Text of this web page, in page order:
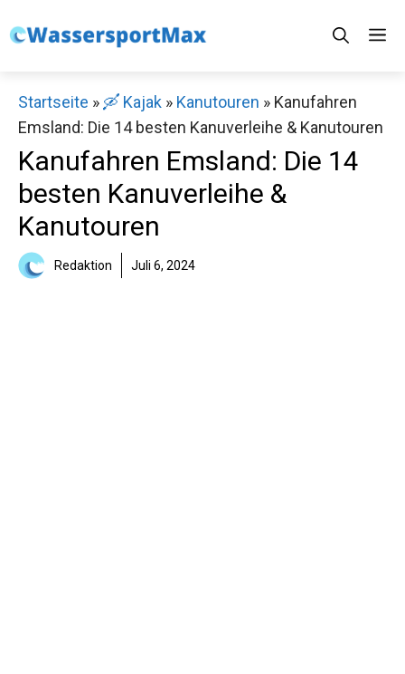
Inhalt
Startseite » 🛶 Kajak » Kanutouren » Kanufahren
Emsland: Die 14 besten Kanuverleihe & Kanutouren
Kanufahren Emsland: Die 14
besten Kanuverleihe &
Kanutouren
Redaktion Juli 6, 2024